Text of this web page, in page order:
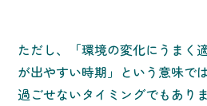
ただし、「環境の変化にうまく
が出やすい時期」という意味で
過ごせないタイミングでもありま